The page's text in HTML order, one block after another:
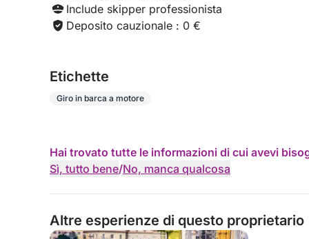
Include skipper professionista
Deposito cauzionale : 0 €
Etichette
Giro in barca a motore
Hai trovato tutte le informazioni di cui avevi
Sì, tutto bene/No, manca qualcosa
Altre esperienze di questo proprietario